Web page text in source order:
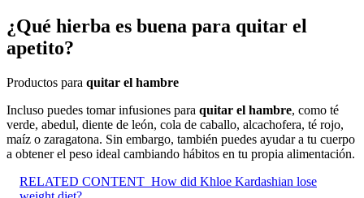
¿Qué hierba es buena para quitar el
apetito?
Productos para quitar el hambre
Incluso puedes tomar infusiones para quitar el hambre, como té
verde, abedul, diente de león, cola de caballo, alcachofera, té rojo,
maíz o zaragatona. Sin embargo, también puedes ayudar a tu cuerpo
a obtener el peso ideal cambiando hábitos en tu propia alimentación.
RELATED CONTENT How did Khloe Kardashian lose